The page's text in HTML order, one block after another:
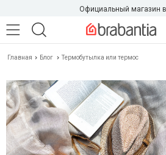
Официальный магазин
Главная Блог Термобутылка или термос